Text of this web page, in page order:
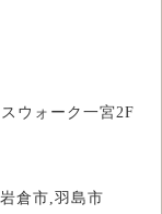
ウォーク一宮2F
倉市,羽島市